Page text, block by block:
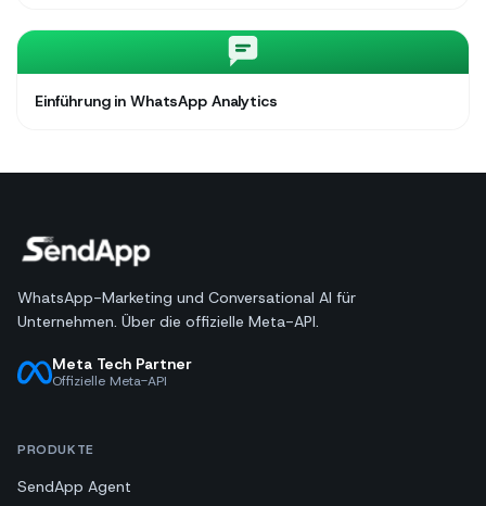
Einführung in WhatsApp Analytics
WhatsApp-Marketing und Conversational AI für
Unternehmen. Über die offizielle Meta-API.
Meta Tech Partner
Offizielle Meta-API
PRODUKTE
SendApp Agent